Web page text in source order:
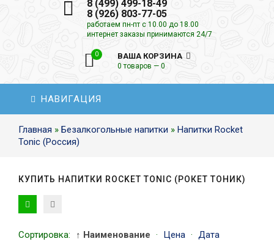
8 (499) 499-18-49
8 (926) 803-77-05
работаем пн-пт с 10.00 до 18.00
интернет заказы принимаются 24/7
0 ВАША КОРЗИНА
0 товаров — 0
НАВИГАЦИЯ
Главная » Безалкогольные напитки » Напитки Rocket
Tonic (Россия)
КУПИТЬ НАПИТКИ ROCKET TONIC (РОКЕТ ТОНИК)
Сортировка: ↑ Наименование · Цена · Дата